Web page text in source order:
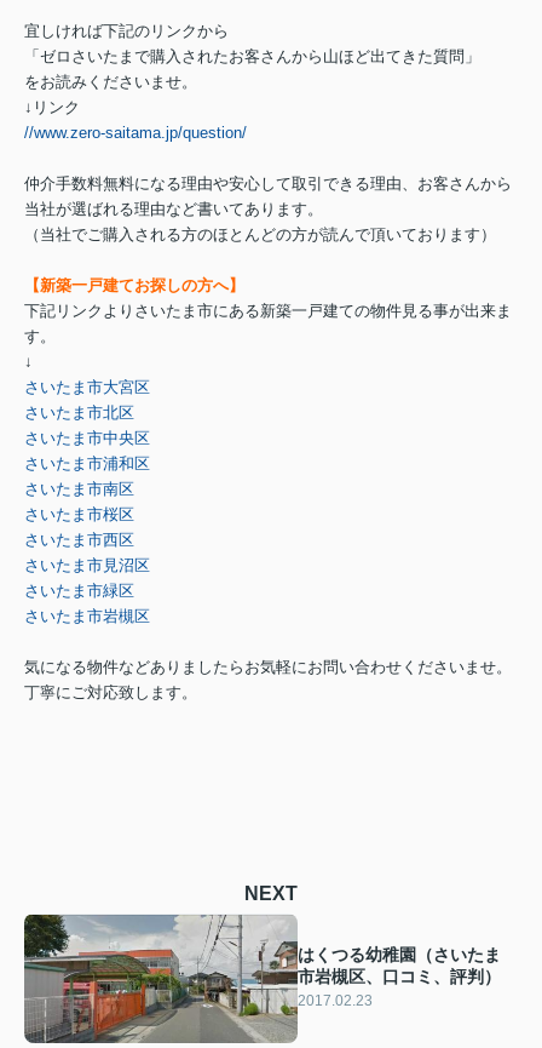
宜しければ下記のリンクから
「ゼロさいたまで購入されたお客さんから山ほど出てきた質問」
をお読みくださいませ。
↓リンク
//www.zero-saitama.jp/question/
仲介手数料無料になる理由や安心して取引できる理由、お客さんから
当社が選ばれる理由など書いてあります。
（当社でご購入される方のほとんどの方が読んで頂いております）
【新築一戸建てお探しの方へ】
下記リンクよりさいたま市にある新築一戸建ての物件見る事が出来ま
す。
↓
さいたま市大宮区
さいたま市北区
さいたま市中央区
さいたま市浦和区
さいたま市南区
さいたま市桜区
さいたま市西区
さいたま市見沼区
さいたま市緑区
さいたま市岩槻区
気になる物件などありましたらお気軽にお問い合わせくださいませ。
丁寧にご対応致します。
NEXT
はくつる幼稚園（さいたま
市岩槻区、口コミ、評判）
2017.02.23